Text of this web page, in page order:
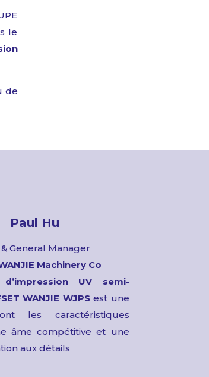
le
de
Paul Hu
& General Manager
Machinery Co
UV semi-
WANJIE WJPSest une
les caractéristiques
âme compétitive et une
aux détails